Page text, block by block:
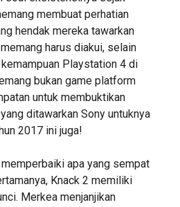
membuat perhatian
hendak mereka tawarkan
harus diakui, selain
Playstation 4 di
bukan game platform
untuk membuktikan
ditawarkan Sony untuknya
2017 ini juga!
apa yang sempat
Knack 2 memiliki
Merkea menjanjikan